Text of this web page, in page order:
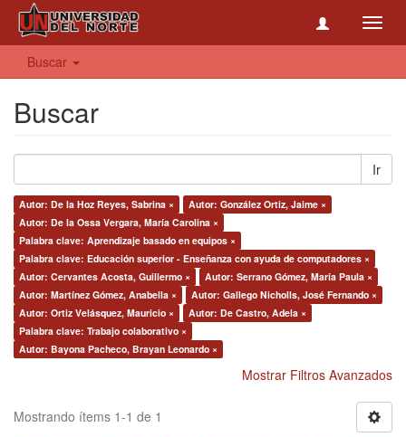
Buscar
Buscar
Ir
Autor: De la Hoz Reyes, Sabrina ×
Autor: González Ortiz, Jaime ×
Autor: De la Ossa Vergara, María Carolina ×
Palabra clave: Aprendizaje basado en equipos ×
Palabra clave: Educación superior - Enseñanza con ayuda de computadores ×
Autor: Cervantes Acosta, Guillermo ×
Autor: Serrano Gómez, María Paula ×
Autor: Martínez Gómez, Anabella ×
Autor: Gallego Nicholls, José Fernando ×
Autor: Ortiz Velásquez, Mauricio ×
Autor: De Castro, Adela ×
Palabra clave: Trabajo colaborativo ×
Autor: Bayona Pacheco, Brayan Leonardo ×
Mostrar Filtros Avanzados
Mostrando ítems 1-1 de 1